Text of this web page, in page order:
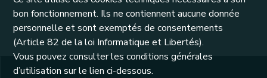
bon fonctionnement. Ils ne contiennent aucune donnée
personnelle et sont exemptés de consentements
(Article 82 de la loi Informatique et Libertés).
Vous pouvez consulter les conditions générales
d’utilisation sur le lien ci-dessous.